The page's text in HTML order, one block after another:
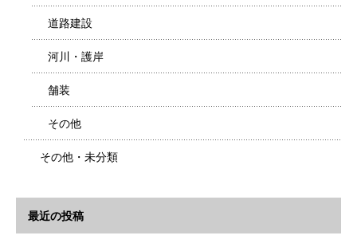
道路建設
河川・護岸
舗装
その他
その他・未分類
最近の投稿